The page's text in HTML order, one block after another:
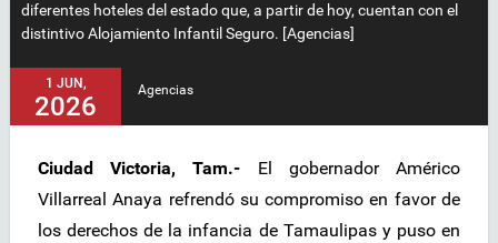
diferentes hoteles del estado que, a partir de hoy, cuentan con el
distintivo Alojamiento Infantil Seguro. [Agencias]
1 JUN,
2026
Agencias
Ciudad Victoria, Tam.- El gobernador Américo
Villarreal Anaya refrendó su compromiso en favor de
los derechos de la infancia de Tamaulipas y puso en